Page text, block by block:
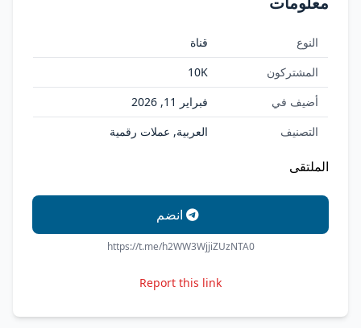
النوع
قناة
المشتركون
10K
أضيف في
فبراير 11, 2026
التصنيف
العربية, عملات رقمية
الملتقى
انضم
https://t.me/h2WW3WjjiZUzNTA0
Report this link